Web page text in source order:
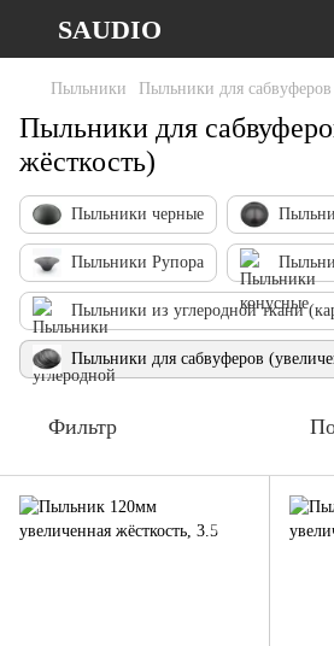
SAUDIO
Пыльники Пыльники для сабвуферов
Пыльники для
жёсткость)
Пыльники черные
Пыльники Рупора
Пыльники из углеродной ткани
Пыльники для сабвуферов
Фильтр